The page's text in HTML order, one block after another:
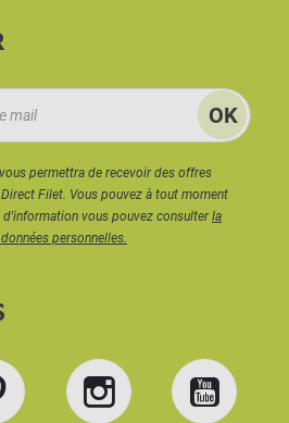
permettra de recevoir des offres
Filet. Vous pouvez à tout moment
d'information vous pouvez consulterla
personnelles.